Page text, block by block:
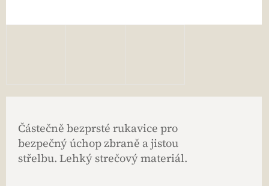
Částečně bezprsté rukavice pro
bezpečný úchop zbraně a jistou
střelbu. Lehký strečový materiál.